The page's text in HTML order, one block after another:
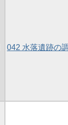
042 水落遺跡の